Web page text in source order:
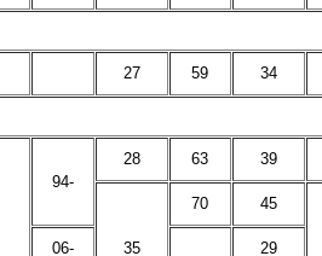
27 59 34
94-
28 63 39
35
70 45
06-
29